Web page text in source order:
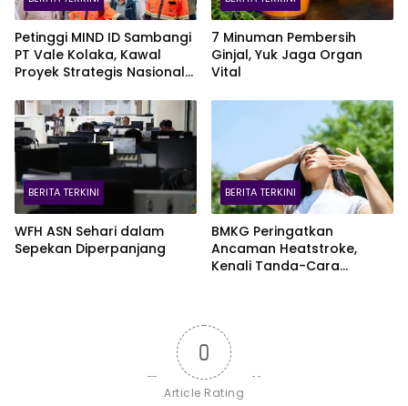
Petinggi MIND ID Sambangi
PT Vale Kolaka, Kawal
Proyek Strategis Nasional
7 Minuman Pembersih
Ginjal, Yuk Jaga Organ
Vital
BERITA TERKINI
WFH ASN Sehari dalam
Sepekan Diperpanjang
BERITA TERKINI
BMKG Peringatkan
Ancaman Heatstroke,
Kenali Tanda-Cara
0
Article Rating